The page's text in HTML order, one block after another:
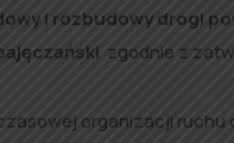
i rozbudowy drogi
zgodnie z
organizacji